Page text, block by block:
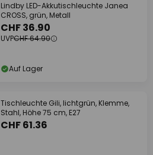
Lindby LED-Akkutischleuchte Janea
CROSS, grün, Metall
CHF 36.90
UVPCHF 64.90
Auf Lager
Tischleuchte Gili, lichtgrün, Klemme,
Stahl, Höhe 75 cm, E27
CHF 61.36